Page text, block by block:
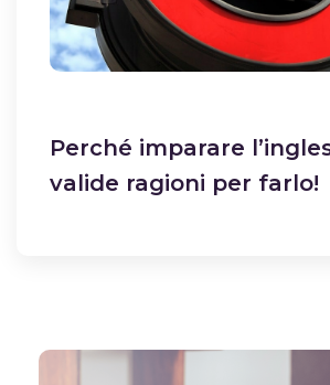
Perché imparare
valide ragioni per farlo!